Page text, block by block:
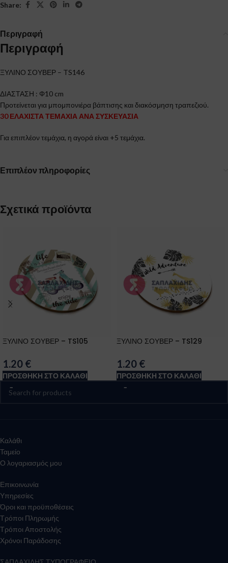
Share:
Περιγραφή
Περιγραφή
ΞΥΛΙΝΟ ΣΟΥΒΕΡ – TS146
ΔΙΑΣΤΑΣΗ : Φ10 cm
Προτείνεται για μπομπονιέρα βάπτισης και διακόσμηση τραπεζιού.
30 ΕΛΑΧΙΣΤΑ ΤΕΜΑΧΙΑ ΑΝΑ ΣΥΣΚΕΥΑΣΙΑ
Για επιπλέον τεμάχια, η αγορά είναι +5 τεμάχια.
Επιπλέον πληροφορίες
Σχετικά προϊόντα
ΞΥΛΙΝΟ ΣΟΥΒΕΡ – TS105
1.20 €
ΠΡΟΣΘΉΚΗ ΣΤΟ ΚΑΛΆΘΙ
ΞΥΛΙΝΟ ΣΟΥΒΕΡ – TS129
1.20 €
ΠΡΟΣΘΉΚΗ ΣΤΟ ΚΑΛΆΘΙ
Καλάθι
Ταμείο
Ο λογαριασμός μου
Επικοινωνία
Υπηρεσίες
Όροι και προϋποθέσεις
Τρόποι Πληρωμής
Τρόποι Αποστολής
Χρόνοι Παράδοσης